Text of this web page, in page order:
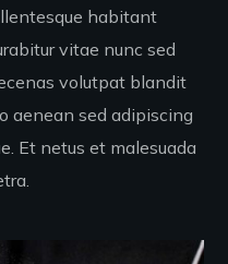
habitant
vitae nunc sed
volutpat blandit
aenean sed adipiscing
Et netus et malesuada